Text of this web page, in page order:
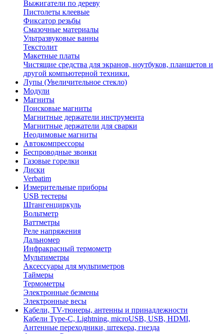
Выжигатели по дереву
Пистолеты клеевые
Фиксатор резьбы
Смазочные материалы
Ультразвуковые ванны
Текстолит
Макетные платы
Чистящие средства для экранов, ноутбуков, планшетов и
другой компьютерной техники.
Лупы (Увеличительное стекло)
Модули
Магниты
Поисковые магниты
Магнитные держатели инструмента
Магнитные держатели для сварки
Неодимовые магниты
Автокомпрессоры
Беспроводные звонки
Газовые горелки
Диски
Verbatim
Измерительные приборы
USB тестеры
Штангенциркуль
Вольтметр
Ваттметры
Реле напряжения
Дальномер
Инфракрасный термометр
Мультиметры
Аксессуары для мультиметров
Таймеры
Термометры
Электронные безмены
Электронные весы
Кабели, TV-тюнеры, антенны и принадлежности
Кабели Type-C, Lightning, microUSB, USB, HDMI,
Антенные переходники, штекера, гнезда